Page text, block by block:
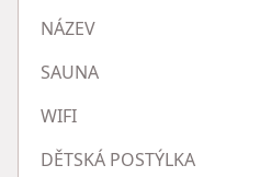
NÁZEV
SAUNA
WIFI
DĚTSKÁ POSTÝLKA